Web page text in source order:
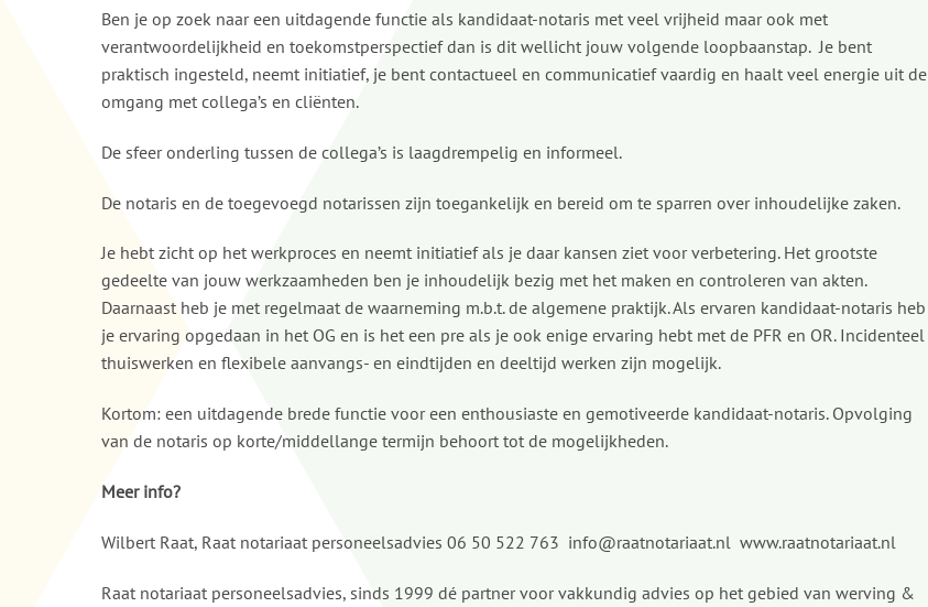
Ben je op zoek naar een uitdagende functie als kandidaat-notaris met veel vrijheid maar ook met
verantwoordelijkheid en toekomstperspectief dan is dit wellicht jouw volgende loopbaanstap. Je bent
praktisch ingesteld, neemt initiatief, je bent contactueel en communicatief vaardig en haalt veel energie uit de
omgang met collega’s en cliënten.
De sfeer onderling tussen de collega’s is laagdrempelig en informeel.
De notaris en de toegevoegd notarissen zijn toegankelijk en bereid om te sparren over inhoudelijke zaken.
Je hebt zicht op het werkproces en neemt initiatief als je daar kansen ziet voor verbetering. Het grootste
gedeelte van jouw werkzaamheden ben je inhoudelijk bezig met het maken en controleren van akten.
Daarnaast heb je met regelmaat de waarneming m.b.t. de algemene praktijk. Als ervaren kandidaat-notaris heb
je ervaring opgedaan in het OG en is het een pre als je ook enige ervaring hebt met de PFR en OR. Incidenteel
thuiswerken en flexibele aanvangs- en eindtijden en deeltijd werken zijn mogelijk.
Kortom: een uitdagende brede functie voor een enthousiaste en gemotiveerde kandidaat-notaris. Opvolging
van de notaris op korte/middellange termijn behoort tot de mogelijkheden.
Meer info?
Wilbert Raat, Raat notariaat personeelsadvies 06 50 522 763 info@raatnotariaat.nl www.raatnotariaat.nl
Raat notariaat personeelsadvies, sinds 1999 dé partner voor vakkundig advies op het gebied van werving &